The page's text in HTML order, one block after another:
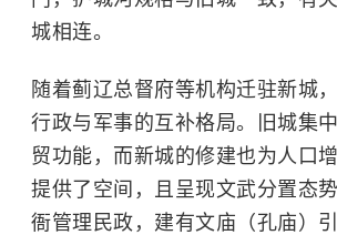
城相连。
随着蓟辽总督府等机构迁驻新城
行政与军事的互补格局。旧城集
贸功能，而新城的修建也为人口
提供了空间，且呈现文武分置态
衙管理民政，建有文庙（孔庙）